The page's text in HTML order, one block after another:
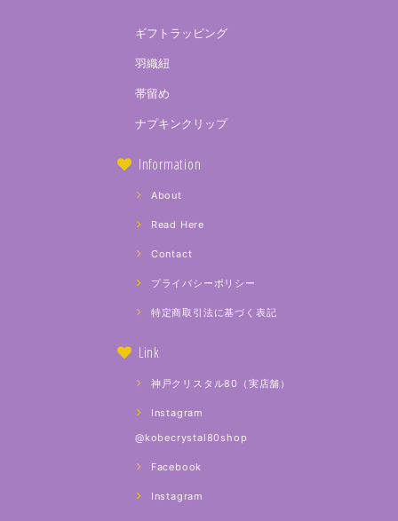
ギフトラッピング
羽織紐
帯留め
ナプキンクリップ
Information
About
Read Here
Contact
プライバシーポリシー
特定商取引法に基づく表記
Link
神戸クリスタル80（実店舗）
Instagram
@kobecrystal80shop
Facebook
Instagram